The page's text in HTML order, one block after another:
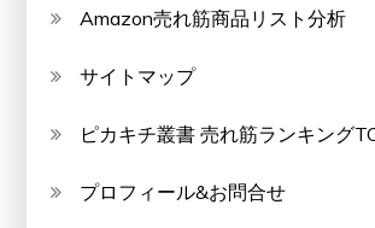
Amazon売れ筋商品リスト分析
サイトマップ
ピカキチ叢書 売れ筋ランキング
プロフィール&お問合せ